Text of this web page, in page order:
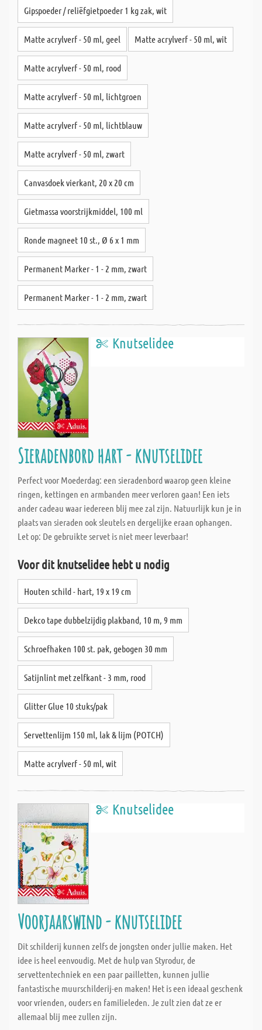
Gipspoeder / reliëfgietpoeder 1 kg zak, wit
Matte acrylverf - 50 ml, geel Matte acrylverf - 50 ml, wit
Matte acrylverf - 50 ml, rood
Matte acrylverf - 50 ml, lichtgroen
Matte acrylverf - 50 ml, lichtblauw
Matte acrylverf - 50 ml, zwart
Canvasdoek vierkant, 20 x 20 cm
Gietmassa voorstrijkmiddel, 100 ml
Ronde magneet 10 st., Ø 6 x 1 mm
Permanent Marker - 1 - 2 mm, zwart
Permanent Marker - 1 - 2 mm, zwart
Knutselidee
Sieradenbord hart - knutselidee
Perfect voor Moederdag: een sieradenbord waarop geen kleine
ringen, kettingen en armbanden meer verloren gaan! Een iets
ander cadeau waar iedereen blij mee zal zijn. Natuurlijk kun je in
plaats van sieraden ook sleutels en dergelijke eraan ophangen.
Let op: De gebruikte servet is niet meer leverbaar!
Voor dit knutselidee hebt u nodig
Houten schild - hart, 19 x 19 cm
Dekco tape dubbelzijdig plakband, 10 m, 9 mm
Schroefhaken 100 st. pak, gebogen 30 mm
Satijnlint met zelfkant - 3 mm, rood
Glitter Glue 10 stuks/pak
Servettenlijm 150 ml, lak & lijm (POTCH)
Matte acrylverf - 50 ml, wit
Knutselidee
Voorjaarswind - knutselidee
Dit schilderij kunnen zelfs de jongsten onder jullie maken. Het
idee is heel eenvoudig. Met de hulp van Styrodur, de
servettentechniek en een paar pailletten, kunnen jullie
fantastische muurschilderij-en maken! Het is een ideaal geschenk
voor vrienden, ouders en familieleden. Je zult zien dat ze er
allemaal blij mee zullen zijn.